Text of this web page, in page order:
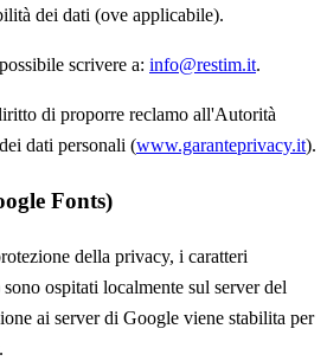
dei dati (ove applicabile).
scrivere a: info@restim.it.
di proporre reclamo all'Autorità
dati personali (www.garanteprivacy.it).
Fonts)
della privacy, i caratteri
ospitati localmente sul server del
ai server di Google viene stabilita per